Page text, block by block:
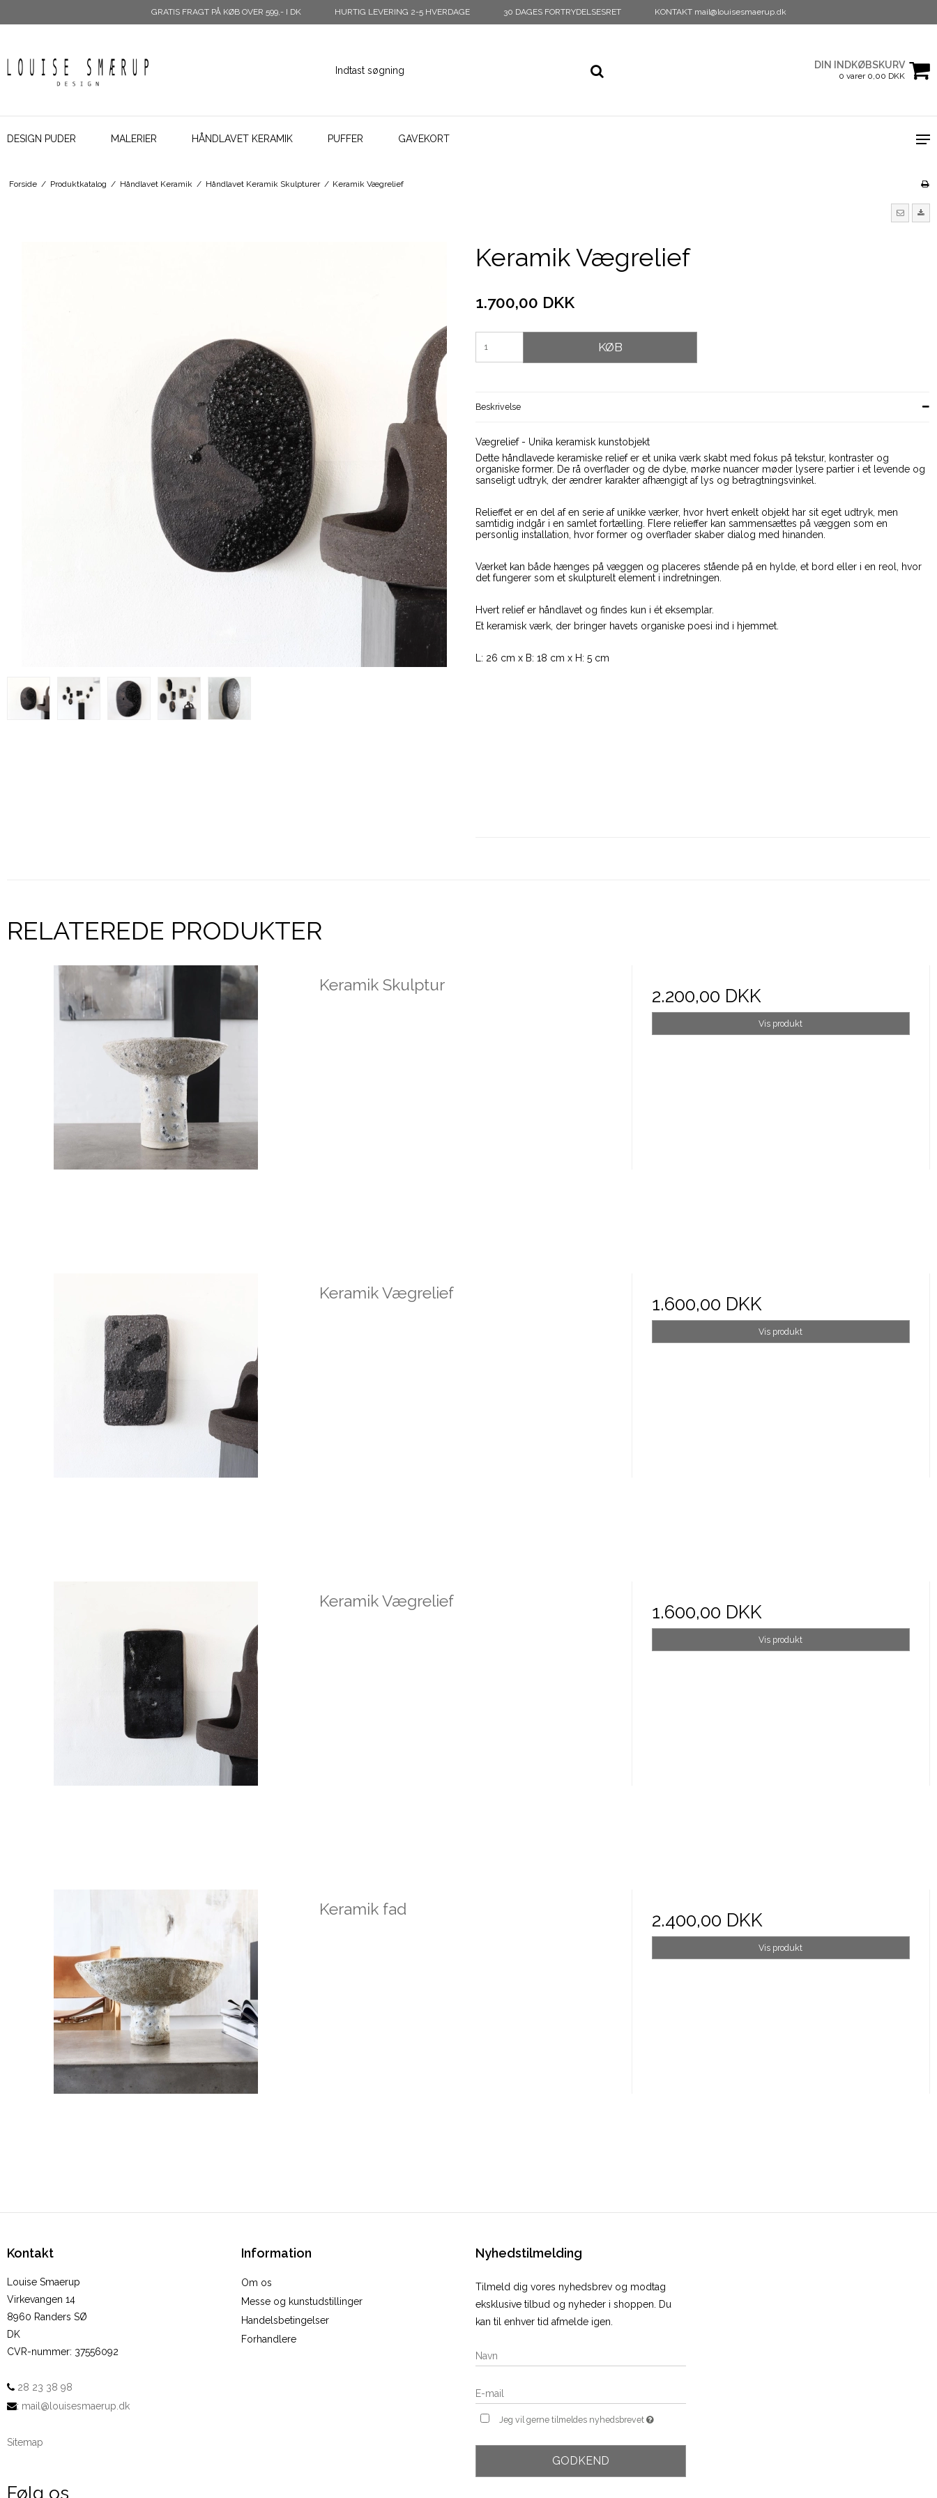
GRATIS FRAGT PÅ KØB OVER 599,- I DK HURTIG LEVERING 2-5 HVERDAGE 30 DAGES FORTRYDELSESRET KONTAKT mail@louisesmaerup.dk
DIN INDKØBSKURV
0 varer 0,00 DKK
DESIGN PUDER MALERIER HÅNDLAVET KERAMIK PUFFER GAVEKORT
Forside / Produktkatalog / Håndlavet Keramik / Håndlavet Keramik Skulpturer / Keramik Vægrelief
Keramik Vægrelief
1.700,00 DKK
KØB
Beskrivelse
Vægrelief - Unika keramisk kunstobjekt
Dette håndlavede keramiske relief er et unika værk skabt med fokus på tekstur, kontraster og
organiske former. De rå overflader og de dybe, mørke nuancer møder lysere partier i et levende og
sanseligt udtryk, der ændrer karakter afhængigt af lys og betragtningsvinkel.
Relieffet er en del af en serie af unikke værker, hvor hvert enkelt objekt har sit eget udtryk, men
samtidig indgår i en samlet fortælling. Flere relieffer kan sammensættes på væggen som en
personlig installation, hvor former og overflader skaber dialog med hinanden.
Værket kan både hænges på væggen og placeres stående på en hylde, et bord eller i en reol, hvor
det fungerer som et skulpturelt element i indretningen.
Hvert relief er håndlavet og findes kun i ét eksemplar.
Et keramisk værk, der bringer havets organiske poesi ind i hjemmet.
L: 26 cm x B: 18 cm x H: 5 cm
RELATEREDE PRODUKTER
Keramik Skulptur 2.200,00 DKK
Vis produkt
Keramik Vægrelief 1.600,00 DKK
Vis produkt
Keramik Vægrelief 1.600,00 DKK
Vis produkt
Keramik fad 2.400,00 DKK
Vis produkt
Kontakt
Louise Smaerup
Virkevangen 14
8960 Randers SØ
DK
CVR-nummer: 37556092
28 23 38 98
: mail@louisesmaerup.dk
Sitemap
Følg os
Information
Om os
Messe og kunstudstillinger
Handelsbetingelser
Forhandlere
Nyhedstilmelding
Tilmeld dig vores nyhedsbrev og modtag
eksklusive tilbud og nyheder i shoppen. Du
kan til enhver tid afmelde igen.
Jeg vil gerne tilmeldes nyhedsbrevet
GODKEND